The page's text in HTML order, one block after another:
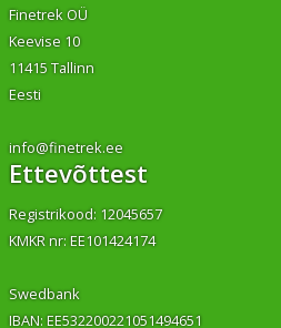
Finetrek OÜ
Keevise 10
11415 Tallinn
Eesti
info@finetrek.ee
Ettevõttest
Registrikood: 12045657
KMKR nr: EE101424174
Swedbank
IBAN: EE532200221051494651